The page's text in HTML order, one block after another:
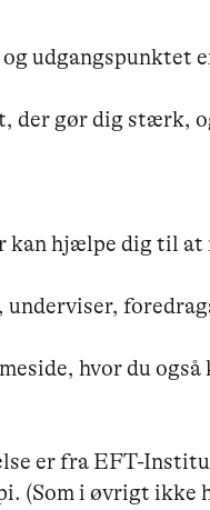
udgangspunktet
der gør dig stærk,
kan hjælpe dig til at
hvor du også
er fra EFT-
(Som i øvrigt ikke